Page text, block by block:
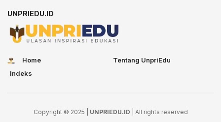
UNPRIEDU.ID
Home
Tentang UnpriEdu
Indeks
Copyright © 2025 | UNPRIEDU.ID | All rights reserved